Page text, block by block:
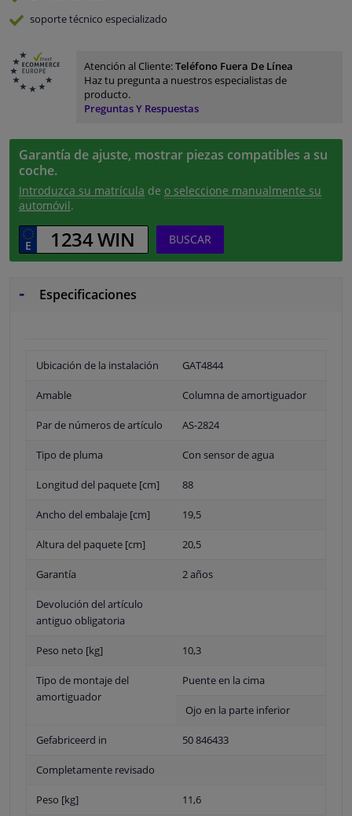
soporte técnico especializado
Atención al Cliente:Teléfono Fuera De Línea
Haz tu pregunta a nuestros especialistas de
producto.
Preguntas Y Respuestas
Garantía de ajuste, mostrar piezas compatibles a su
coche.
Introduzca su matrícula de o seleccione manualmente su
automóvil.
BUSCAR
Especificaciones
Ubicación de la instalación GAT4844
Amable Columna de amortiguador
Par de números de artículo AS-2824
Tipo de pluma Con sensor de agua
Longitud del paquete [cm] 88
Ancho del embalaje [cm] 19,5
Altura del paquete [cm] 20,5
Garantía 2 años
Devolución del artículo
antiguo obligatoria
Peso neto [kg] 10,3
Tipo de montaje del
amortiguador
Puente en la cima
Ojo en la parte inferior
Gefabriceerd in 50 846433
Completamente revisado
Peso [kg] 11,6